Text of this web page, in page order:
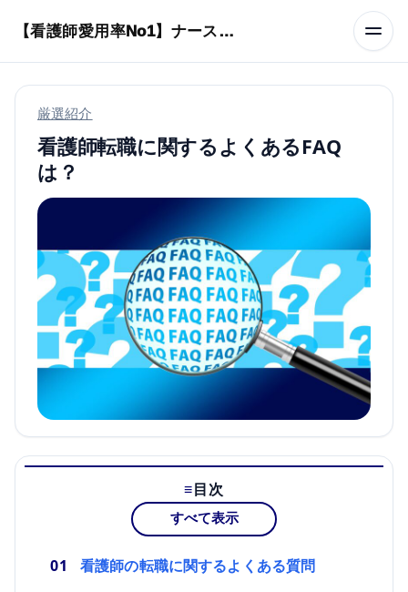
【看護師愛用率No1】ナースリーで人気の商品はコレ
厳選紹介
看護師転職に関するよくあるFAQ
は？
目次
すべて表示
看護師の転職に関するよくある質問